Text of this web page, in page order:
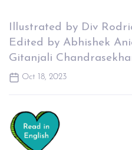
Illustrated by Div
Edited by Abhishek
Gitanjali
Oct 18, 2023